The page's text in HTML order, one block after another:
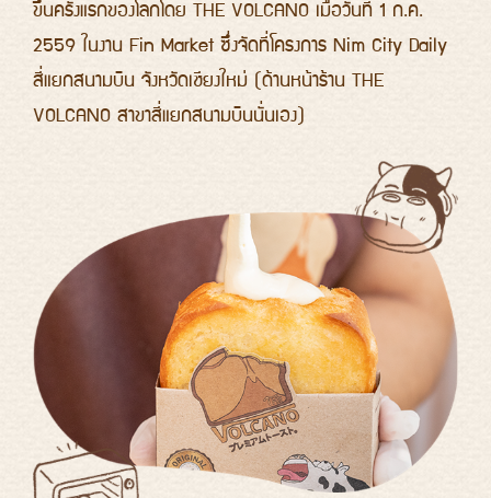
ขึ้นครั้งแรกของโลกโดย THE VOLCANO เมื่อวันที่ 1 ก.ค.
2559 ในงาน Fin Market ซึ่งจัดที่โครงการ Nim City Daily
สี่แยกสนามบิน จังหวัดเชียงใหม่ (ด้านหน้าร้าน THE
VOLCANO สาขาสี่แยกสนามบินนั่นเอง)